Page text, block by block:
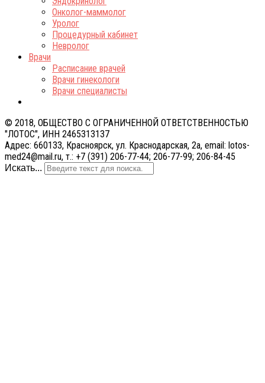
Онколог-маммолог
Уролог
Процедурный кабинет
Невролог
Врачи
Расписание врачей
Врачи гинекологи
Врачи специалисты
© 2018, ОБЩЕСТВО С ОГРАНИЧЕННОЙ ОТВЕТСТВЕННОСТЬЮ
"ЛОТОС", ИНН 2465313137
Адрес: 660133, Красноярск, ул. Краснодарская, 2а, email: lotos-
med24@mail.ru, т.: +7 (391) 206-77-44; 206-77-99; 206-84-45
Искать...